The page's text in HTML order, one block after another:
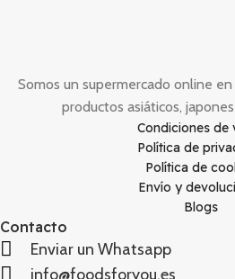
Somos un supermercado online
productos asiáticos,
Condiciones de
Política de
Política de
Envío y
Blogs
Contacto
Enviar un Whatsapp
info@foodsforyou.es